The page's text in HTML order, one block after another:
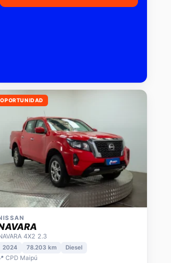
Tasar mi auto ahora
NAVARA 4X2 2.3
2024 78.203 km